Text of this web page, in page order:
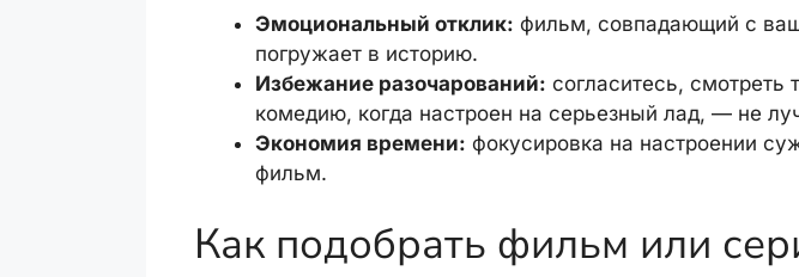
Эмоциональный отклик: фильм, совпадающий с
погружает в историю.
Избежание разочарований: согласитесь, смотреть
комедию, когда настроен на серьезный лад, — не
Экономия времени: фокусировка на настроении
фильм.
Как подобрать фильм или